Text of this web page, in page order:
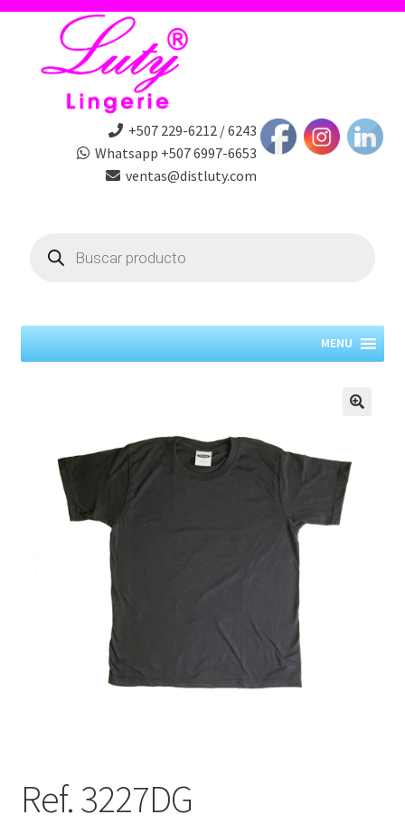
+507 229-6212 / 6243
Whatsapp +507 6997-6653
ventas@distluty.com
search
MENU
Ref. 3227DG